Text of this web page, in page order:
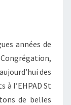
années de
des
à l’EHPAD St
de belles